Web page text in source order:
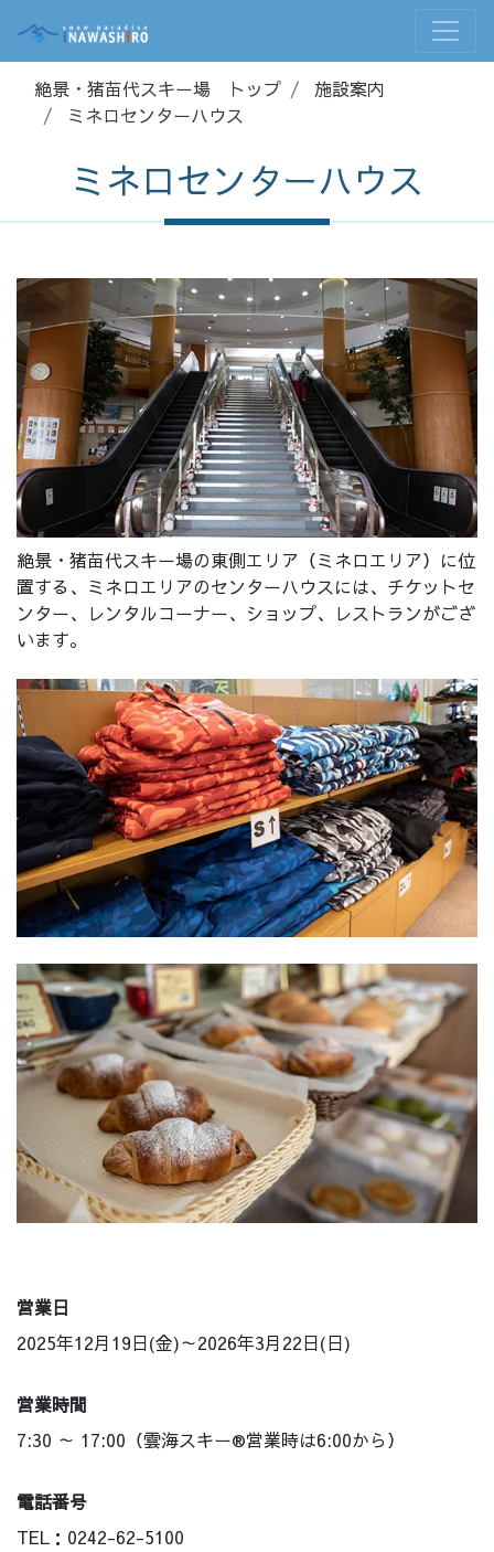
絶景・猪苗代スキー場 トップ
施設案内
ミネロセンターハウス
ミネロセンターハウス
絶景・猪苗代スキー場の東側エリア（ミネロエリア）に位
置する、ミネロエリアのセンターハウスには、チケットセ
ンター、レンタルコーナー、ショップ、レストランがござ
います。
営業日
2025年12月19日(金)～2026年3月22日(日)
営業時間
7:30 ～ 17:00（雲海スキー®営業時は6:00から）
電話番号
TEL：0242-62-5100